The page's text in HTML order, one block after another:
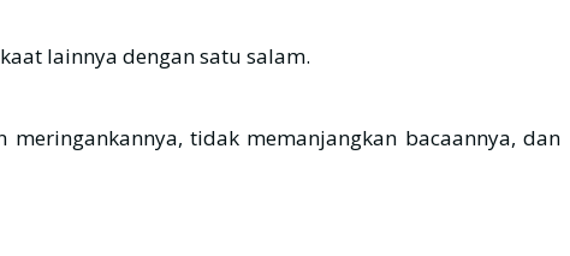
lainnya dengan satu salam.